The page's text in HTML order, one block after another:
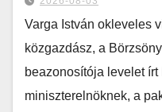
Varga István okleveles
közgazdász, a
beazonosítója levelet írt
miniszterelnöknek, a